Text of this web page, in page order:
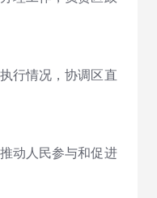
行情况，协调区直
动人民参与和促进